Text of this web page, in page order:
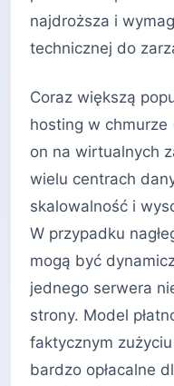
najdroższa i
technicznej do
Coraz większą
hosting w chmurze
on na wirtualnych
wielu centrach
skalowalność i
W przypadku
mogą być
jednego serwera
strony. Model
faktycznym
bardzo opłacalne